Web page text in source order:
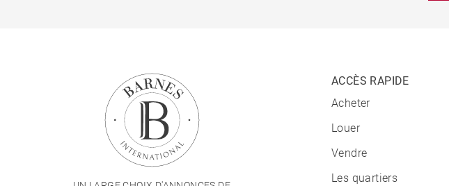
ACCÈS RAPIDE
Acheter
Louer
Vendre
Les quartiers